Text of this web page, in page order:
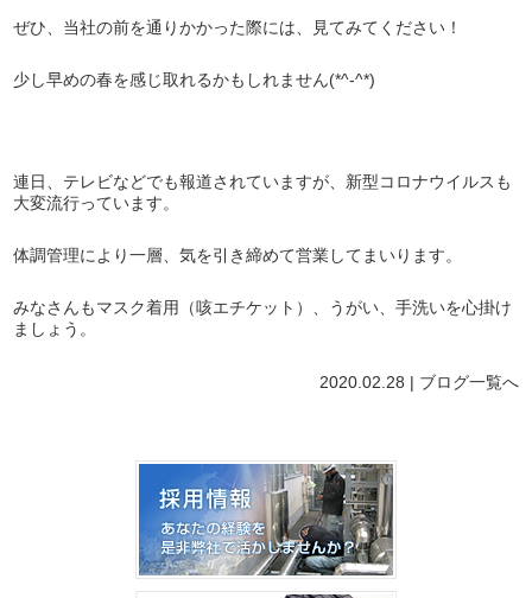
ぜひ、当社の前を通りかかった際には、見てみてください！
少し早めの春を感じ取れるかもしれません(*^-^*)
連日、テレビなどでも報道されていますが、新型コロナウイルスも
大変流行っています。
体調管理により一層、気を引き締めて営業してまいります。
みなさんもマスク着用（咳エチケット）、うがい、手洗いを心掛け
ましょう。
2020.02.28 | ブログ一覧へ